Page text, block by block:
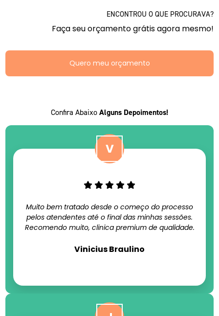
ENCONTROU O QUE PROCURAVA?
Faça seu orçamento grátis agora mesmo!
Quero meu orçamento
Confira Abaixo Alguns Depoimentos!
Muito bem tratado desde o começo do processo
pelos atendentes até o final das minhas sessões.
Recomendo muito, clinica premium de qualidade.
Vinicius Braulino